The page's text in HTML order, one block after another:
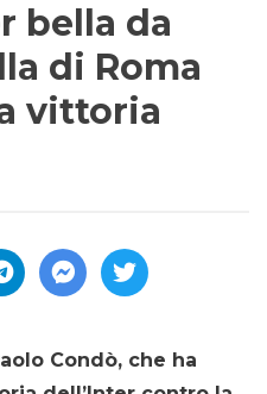
bella da
di Roma
vittoria
Condò, che ha